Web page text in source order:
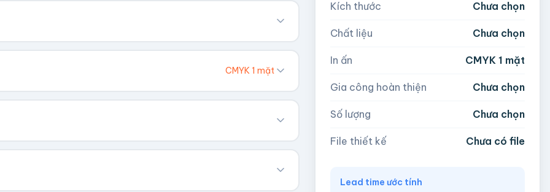
Chúng tôi sẽ tính toán kích thước tổng thể.
Cao (cm)
CMYK 1 mặt
Kích thước Chưa chọn
Chất liệu Chưa chọn
In ấn CMYK 1 mặt
Gia công hoàn thiện Chưa chọn
Số lượng Chưa chọn
File thiết kế Chưa có file
Lead time ước tính